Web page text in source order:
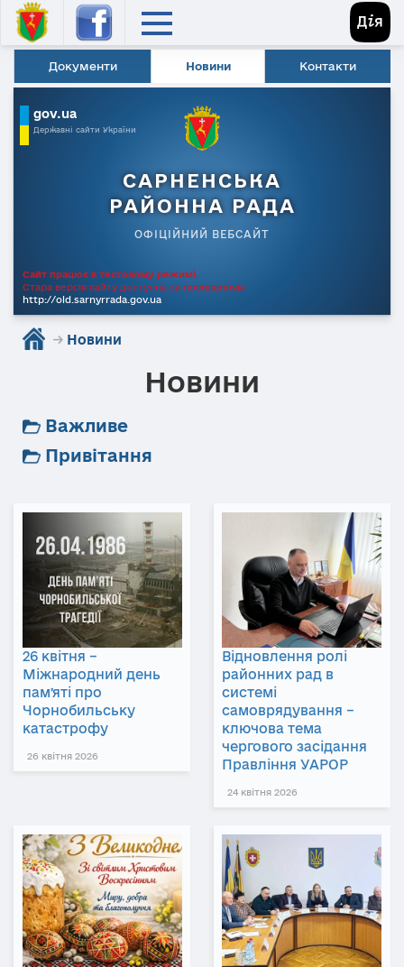
Документи Новини Контакти
gov.ua
Державні сайти України
САРНЕНСЬКА
РАЙОННА РАДА
ОФІЦІЙНИЙ ВЕБСАЙТ
Сайт працює в тестовому режимі.
Стара версія сайту доступна за посиланням
http://old.sarnyrrada.gov.ua
→ Новини
Новини
Важливе
Привітання
26 квітня –
Міжнародний день
памʼяті про
Чорнобильську
катастрофу
26 квітня 2026
Відновлення ролі
районних рад в
системі
самоврядування –
ключова тема
чергового засідання
Правління УАРОР
24 квітня 2026